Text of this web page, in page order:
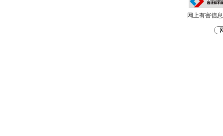
网上有害信